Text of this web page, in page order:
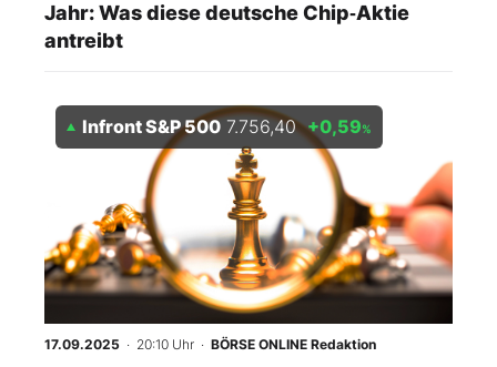
Jahr: Was diese deutsche Chip‑Aktie
antreibt
Infront S&P 500 7.756,40 +0,59%
17.09.2025 · 20:10 Uhr · BÖRSE ONLINE Redaktion